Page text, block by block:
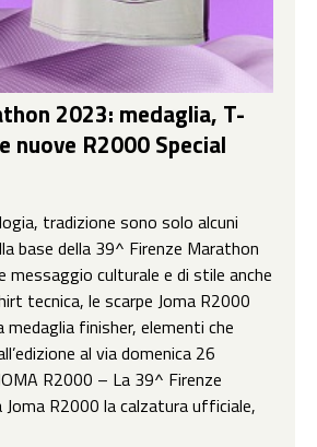
2023: medaglia, T-
nuove R2000 Special
tradizione sono solo alcuni
base della 39^ Firenze Marathon
messaggio culturale e di stile anche
tecnica, le scarpe Joma R2000
medaglia finisher, elementi che
al via domenica 26
R2000 – La 39^ Firenze
Joma R2000 la calzatura ufficiale,